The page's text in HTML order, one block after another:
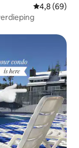
Gemiddelde
4,8 (69)